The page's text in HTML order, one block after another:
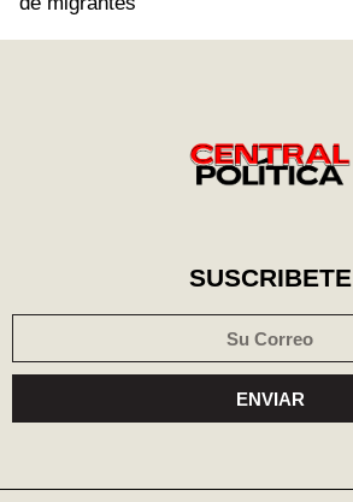
SUSCRIBETE
ENVIAR